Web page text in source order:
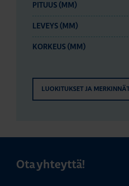
PITUUS (MM)
LEVEYS (MM)
KORKEUS (MM)
LUOKITUKSET JA
Ota yhteyttä!